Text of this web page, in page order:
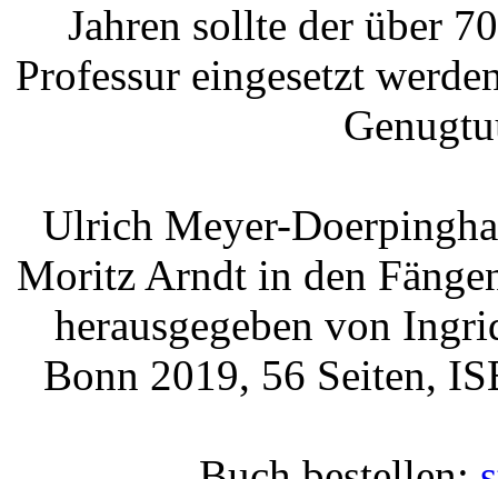
Jahren sollte der über
Professur eingesetzt
Ulrich Meyer-
Moritz Arndt in den
herausgegeben von
Bonn 2019, 56 Seiten,